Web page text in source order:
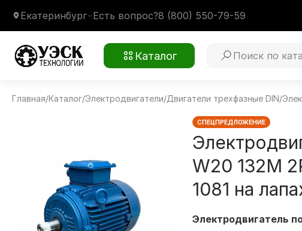
Екатеринбург Есть вопрос?8 (800) 550-79-59
Каталог
WEG NEMA W20 132M 2P 11 кВт 3000 об/мин
Главная/Каталог/Электродвигатели/Двигатели трехфазные DIN/
СПЕЦПРЕДЛОЖЕНИЕ
W20 132M
1081 на
Электродвигатель